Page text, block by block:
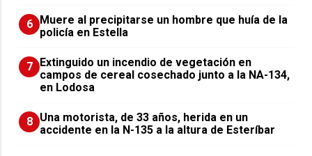
6 Muere al precipitarse un hombre que huía de la
policía en Estella
7 Extinguido un incendio de vegetación en
campos de cereal cosechado junto a la NA-134,
en Lodosa
8 Una motorista, de 33 años, herida en un
accidente en la N-135 a la altura de Esteríbar